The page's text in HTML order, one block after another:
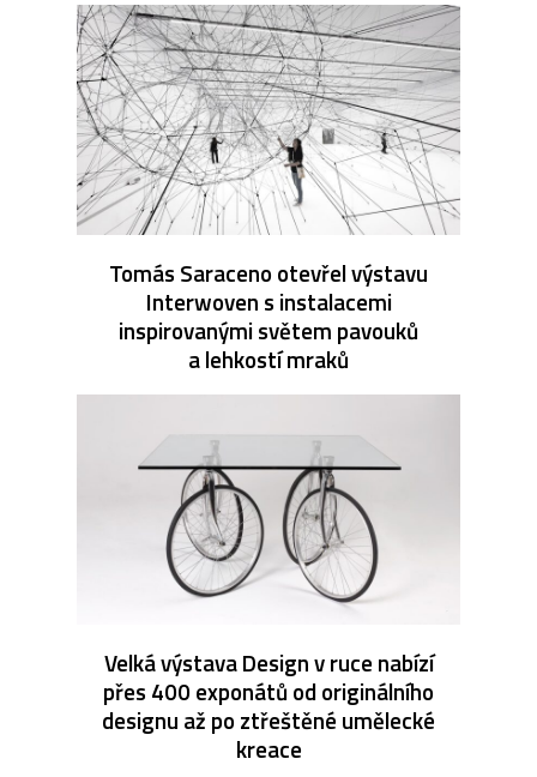
Tomás Saraceno otevřel výstavu
Interwoven s instalacemi
inspirovanými světem pavouků
a lehkostí mraků
Velká výstava Design v ruce nabízí
přes 400 exponátů od originálního
designu až po ztřeštěné umělecké
kreace